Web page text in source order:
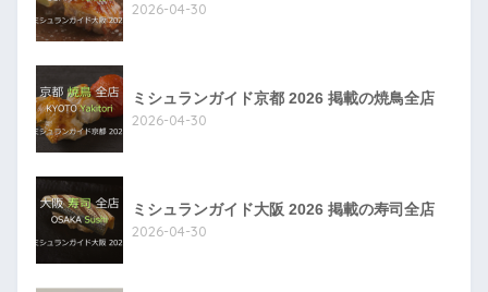
2026-04-30
ミシュランガイド京都 2026 掲載の焼鳥全店
2026-04-30
ミシュランガイド大阪 2026 掲載の寿司全店
2026-04-30